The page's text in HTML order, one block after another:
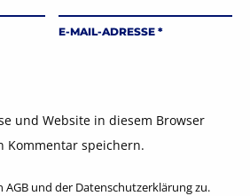
E-MAIL-ADRESSE *
und Website in diesem Browser
Kommentar speichern.
AGB und der Datenschutzerklärung zu.